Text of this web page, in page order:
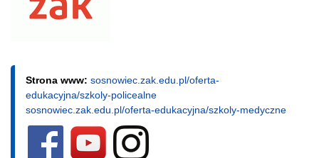
Strona www: sosnowiec.zak.edu.pl/oferta-
edukacyjna/szkoly-policealne
sosnowiec.zak.edu.pl/oferta-edukacyjna/szkoly-medyczne